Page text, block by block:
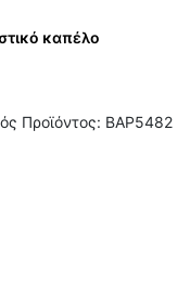
καπέλο
Προϊόντος: BAP5482